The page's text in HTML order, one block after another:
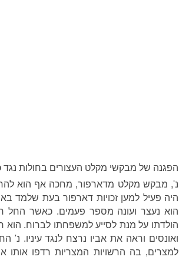
הפגנה של מבקשי מקלט העצורים בחולות נגד כליאתם,
נ', מבקש מקלט מדארפור, מחכה אף הוא
היה פעיל למען זכויות דארפור בעת שלמד
הוא נעצר ועונה מספר פעמים. כאשר החל
הולדתו על מנת לסייע למשפחתו לברוח. הוא
ואונסים וראה את אביו נרצח לנגד עיניו. נ'
למצרים, בה הרשויות המצריות רדפו